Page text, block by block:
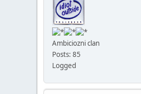
Ambiciozni clan
Posts: 85
Logged